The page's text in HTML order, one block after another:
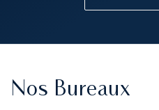
Nos Bureaux